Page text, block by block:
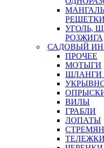
УГОЛЬ,
РОЗЖИГА
САДОВЫЙ
ПРОЧЕЕ
МОТЫГИ
ШЛАНГИ
ВИЛЫ
ГРАБЛИ
ЛОПАТЫ